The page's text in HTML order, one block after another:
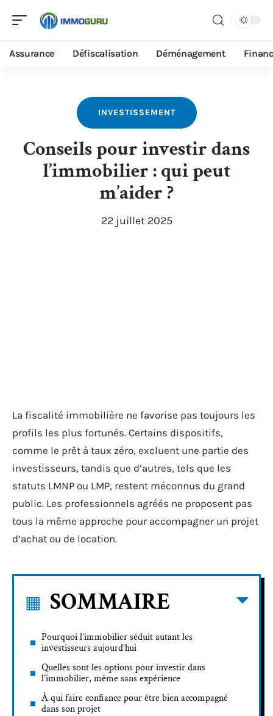
Assurance Défiscalisation Déménagement
INVESTISSEMENT
Conseils pour investir dans
l’immobilier : qui peut
m’aider ?
22 juillet 2025
La fiscalité immobilière ne favorise pas toujours les
profils les plus fortunés. Certains dispositifs,
comme le prêt à taux zéro, excluent une partie des
investisseurs, tandis que d’autres, tels que les
statuts LMNP ou LMP, restent méconnus du grand
public. Les professionnels agréés ne proposent pas
tous la même approche pour accompagner un projet
d’achat ou de location.
SOMMAIRE
Pourquoi l’immobilier séduit autant les
investisseurs aujourd’hui
Quelles sont les options pour investir dans
l’immobilier, même sans expérience
À qui faire confiance pour être bien accompagné
dans son projet